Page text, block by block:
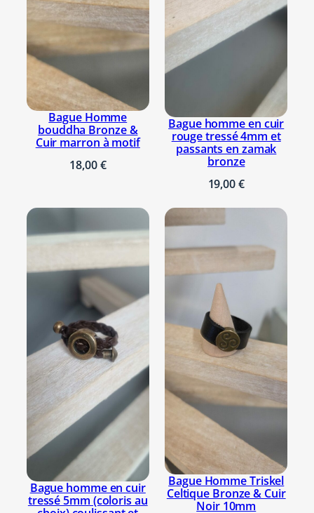
n
c
u
i
r
r
i
r
t
r
e
t
e
y
Bague Homme
bouddha Bronze &
Cuir marron à motif
18,00€
Bague homme en cuir
rouge tressé 4mm et
passants en zamak
bronze
19,00€
Bague homme en cuir
tressé 5mm (coloris au
Bague Homme Triskel
Celtique Bronze & Cuir
Noir 10mm